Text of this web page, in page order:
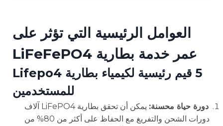
العوامل الرئيسية التي تؤثر على
عمر خدمة بطارية LiFeFePO4
5 قيم رئيسية لكيمياء بطارية Lifepo4
للمستخدمين
دورة حياة محسنة:
يمكن أن تحقق بطارية LiFePO4 آلاف
دورات الشحن والتفريغ مع الحفاظ على أكثر من 80% من